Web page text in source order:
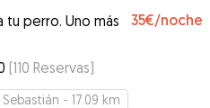
tu perro. Uno más
35€/noche
(110 Reservas)
- 17.09 km